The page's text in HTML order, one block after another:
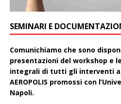
SEMINARI E
Comunichiamo che sono
presentazioni del workshop e
integrali di tutti gli interventi
AEROPOLIS promossi con
Napoli.